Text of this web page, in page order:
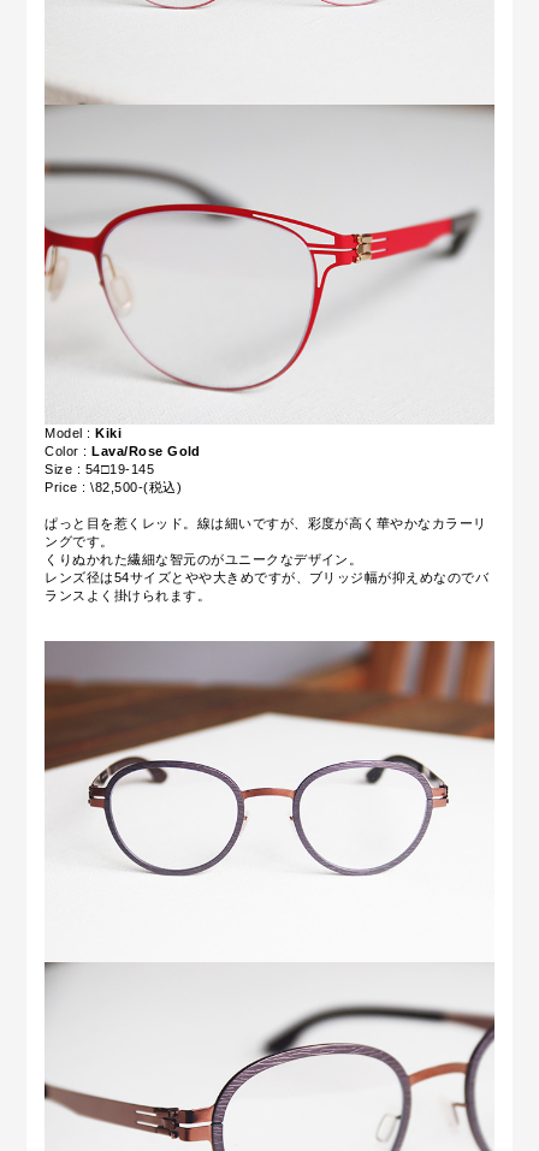
Model : Kiki
Color : Lava/Rose Gold
Size : 54□19-145
Price : \82,500-(税込)
ぱっと目を惹くレッド。線は細いですが、彩度が高く華やかなカラーリ
ングです。
くりぬかれた繊細な智元のがユニークなデザイン。
レンズ径は54サイズとやや大きめですが、ブリッジ幅が抑えめなのでバ
ランスよく掛けられます。